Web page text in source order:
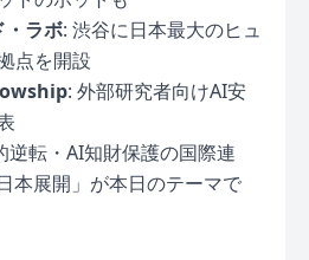
・ラボ: 渋谷に日本最大のヒュ
点を開設
: 外部研究者向けAI安
逆転・AI知財保護の国際連
本展開」が本日のテーマで